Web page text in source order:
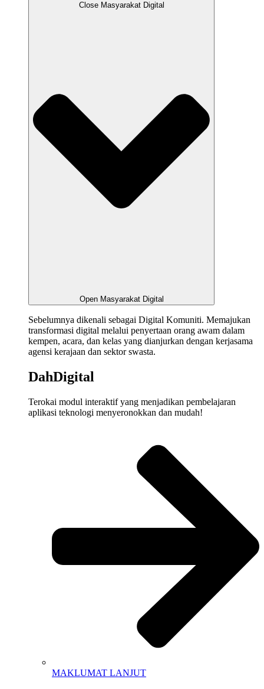
Close Masyarakat Digital
Open Masyarakat Digital
Sebelumnya dikenali sebagai Digital Komuniti. Memajukan
transformasi digital melalui penyertaan orang awam dalam
kempen, acara, dan kelas yang dianjurkan dengan kerjasama
agensi kerajaan dan sektor swasta.
DahDigital
Terokai modul interaktifyang menjadikan pembelajaran
aplikasi teknologi menyeronokkan dan mudah!
MAKLUMAT LANJUT